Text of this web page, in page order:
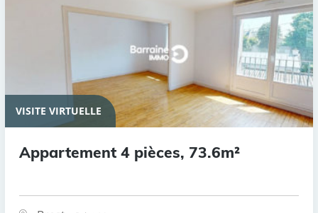
VISITE VIRTUELLE
Appartement 4 pièces, 73.6m²